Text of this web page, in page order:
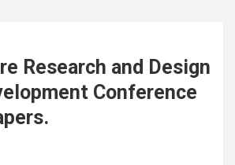
Research and Design
Conference